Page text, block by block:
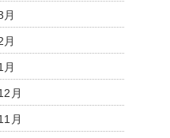
月
月